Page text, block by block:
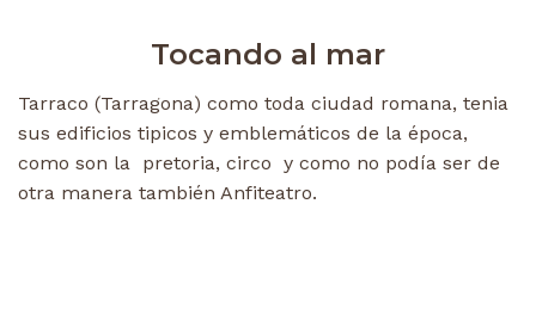
Tocando al mar
Tarraco (Tarragona) como toda ciudad romana, tenia
sus edificios tipicos y emblemáticos de la época,
como son la pretoria, circo y como no podía ser de
otra manera también Anfiteatro.